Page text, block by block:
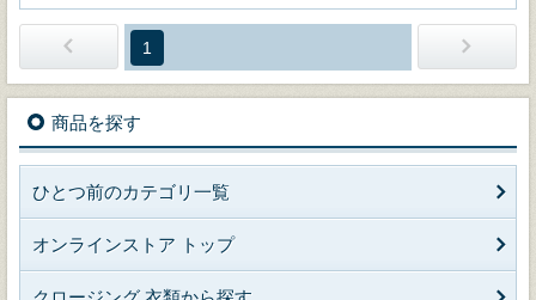
1
商品を探す
ひとつ前のカテゴリ一覧
オンラインストア トップ